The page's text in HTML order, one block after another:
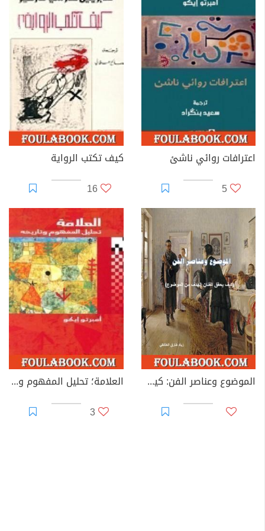
اعترافات روائي ناشئ
5
كيف تكتب الرواية
16
الموضوع وعناصر الفن: كيف يحقق الفنان الهدف من الموضوع؟
العلامة؛ تحليل المفهوم وتاريخه
3